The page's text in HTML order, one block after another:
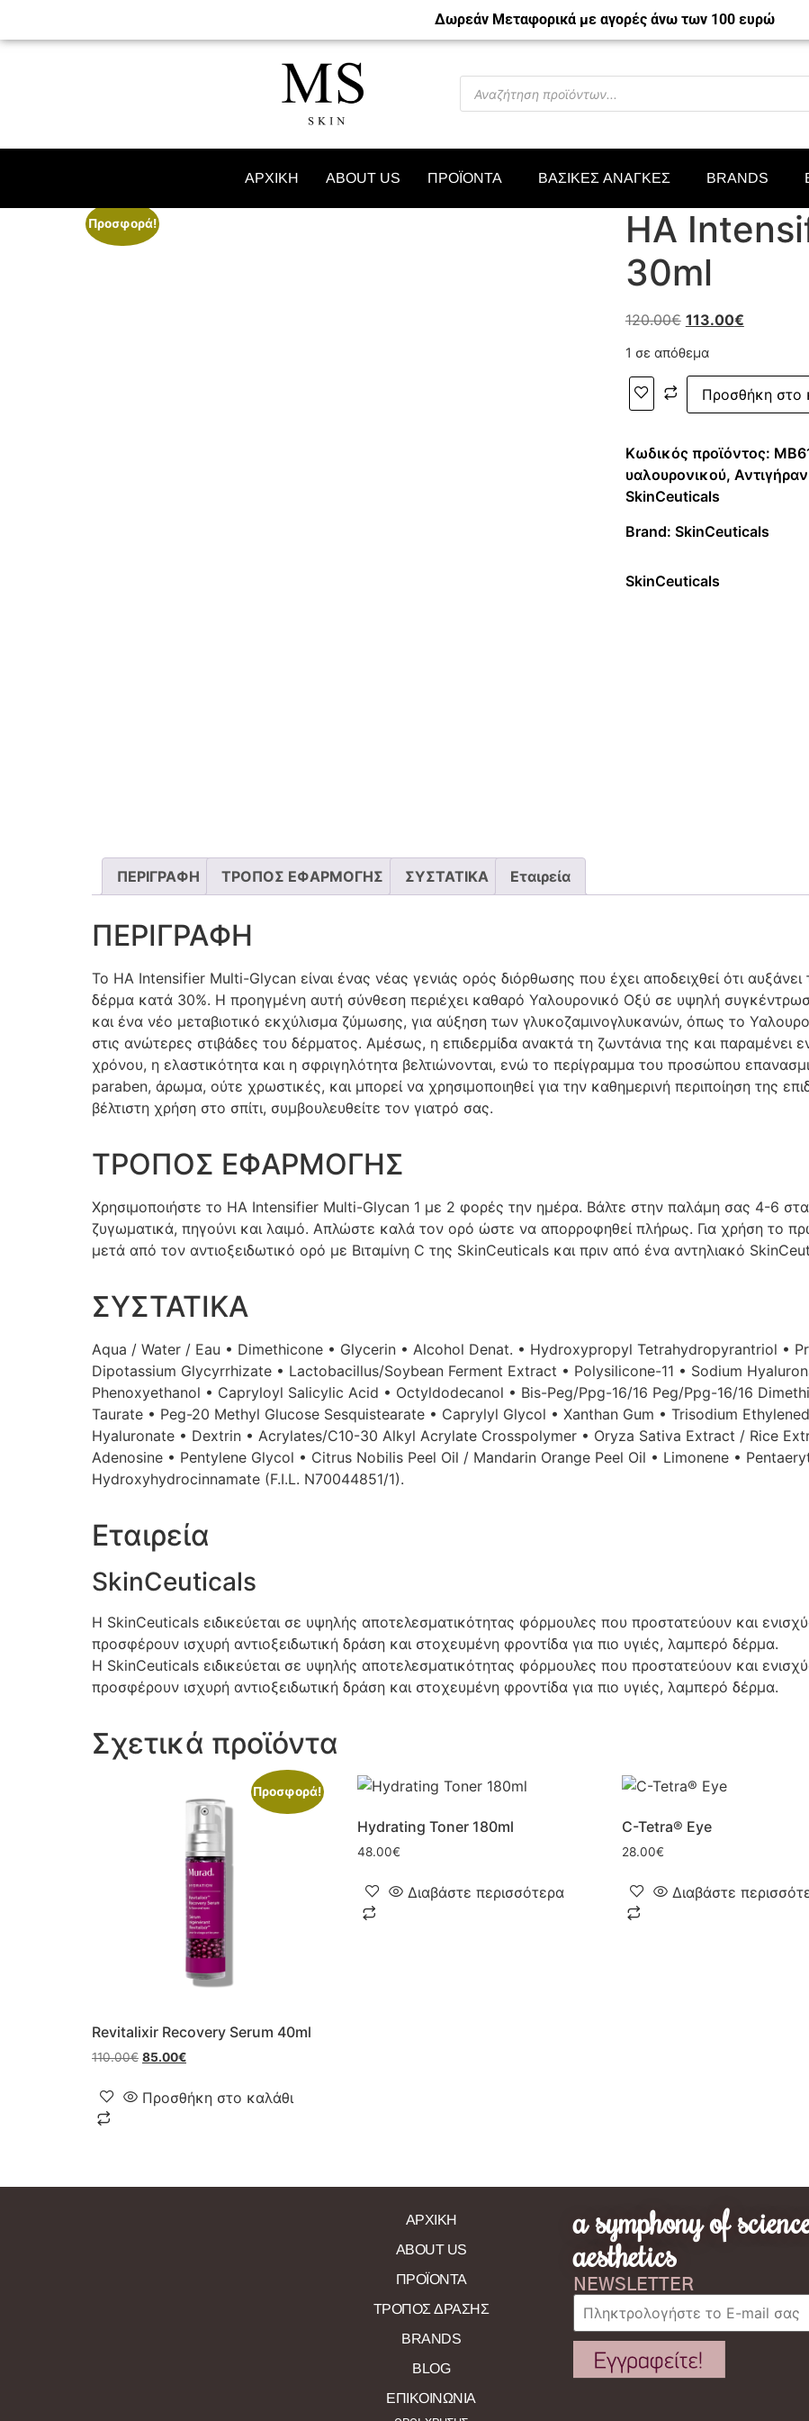
Δωρεάν Μεταφορικά με αγορές άνω των 100 ευρώ
ΑΡΧΙΚΗ ABOUT US ΠΡΟΪΟΝΤΑ ΒΑΣΙΚΕΣ ΑΝΑΓΚΕΣ BRANDS
Προσφορά!
HA
30ml
120.00€ 113.00€
1 σε απόθεμα
Προσθήκη στο
Κωδικός προϊόντος:
υαλουρονικού,
SkinCeuticals
Brand: SkinCeuticals
SkinCeuticals
ΠΕΡΙΓΡΑΦΗ ΤΡΟΠΟΣ ΕΦΑΡΜΟΓΗΣ ΣΥΣΤΑΤΙΚΑ Εταιρεία
ΠΕΡΙΓΡΑΦΗ
Το HA Intensifier Multi-Glycan είναι ένας νέας γενιάς ορός διόρθωσης που έχει αποδειχθεί ότι
δέρμα κατά 30%. Η προηγμένη αυτή σύνθεση περιέχει καθαρό Υαλουρονικό Οξύ σε υψηλή
και ένα νέο μεταβιοτικό εκχύλισμα ζύμωσης, για αύξηση των γλυκοζαμινογλυκανών, όπως το
στις ανώτερες στιβάδες του δέρματος. Αμέσως, η επιδερμίδα ανακτά τη ζωντάνια της και
χρόνου, η ελαστικότητα και η σφριγηλότητα βελτιώνονται, ενώ το περίγραμμα του προσώπου
paraben, άρωμα, ούτε χρωστικές, και μπορεί να χρησιμοποιηθεί για την καθημερινή περιποίηση της
βέλτιστη χρήση στο σπίτι, συμβουλευθείτε τον γιατρό σας.
ΤΡΟΠΟΣ ΕΦΑΡΜΟΓΗΣ
Χρησιμοποιήστε το HA Intensifier Multi-Glycan 1 με 2 φορές την ημέρα. Βάλτε στην παλάμη σας 4-6
ζυγωματικά, πηγούνι και λαιμό. Απλώστε καλά τον ορό ώστε να απορροφηθεί πλήρως. Για χρήση το
μετά από τον αντιοξειδωτικό ορό με Βιταμίνη C της SkinCeuticals και πριν από ένα αντηλιακό
ΣΥΣΤΑΤΙΚΑ
Aqua / Water / Eau • Dimethicone • Glycerin • Alcohol Denat. • Hydroxypropyl Tetrahydropyrantriol •
Dipotassium Glycyrrhizate • Lactobacillus/Soybean Ferment Extract • Polysilicone-11 • Sodium
Phenoxyethanol • Capryloyl Salicylic Acid • Octyldodecanol • Bis-Peg/Ppg-16/16 Peg/Ppg-16/16
Taurate • Peg-20 Methyl Glucose Sesquistearate • Caprylyl Glycol • Xanthan Gum • Trisodium
Hyaluronate • Dextrin • Acrylates/C10-30 Alkyl Acrylate Crosspolymer • Oryza Sativa Extract / Rice
Adenosine • Pentylene Glycol • Citrus Nobilis Peel Oil / Mandarin Orange Peel Oil • Limonene •
Hydroxyhydrocinnamate (F.I.L. N70044851/1).
Εταιρεία
SkinCeuticals
Η SkinCeuticals ειδικεύεται σε υψηλής αποτελεσματικότητας φόρμουλες που προστατεύουν και
προσφέρουν ισχυρή αντιοξειδωτική δράση και στοχευμένη φροντίδα για πιο υγιές, λαμπερό δέρμα.
Η SkinCeuticals ειδικεύεται σε υψηλής αποτελεσματικότητας φόρμουλες που προστατεύουν και
προσφέρουν ισχυρή αντιοξειδωτική δράση και στοχευμένη φροντίδα για πιο υγιές, λαμπερό δέρμα.
Σχετικά προϊόντα
Προσφορά!
Revitalixir Recovery Serum 40ml
110.00€ 85.00€
Προσθήκη στο καλάθι
Hydrating Toner 180ml
48.00€
Διαβάστε περισσότερα
C-Tetra® Eye
28.00€
Διαβάστε
ΑΡΧΙΚΗ
ABOUT US
ΠΡΟΪΟΝΤΑ
ΤΡΟΠΟΣ ΔΡΑΣΗΣ
BRANDS
BLOG
ΕΠΙΚΟΙΝΩΝΙΑ
a symphony of
aesthetics
NEWSLETTER